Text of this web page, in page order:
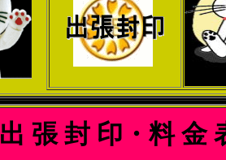
出 張 封 印・料 金